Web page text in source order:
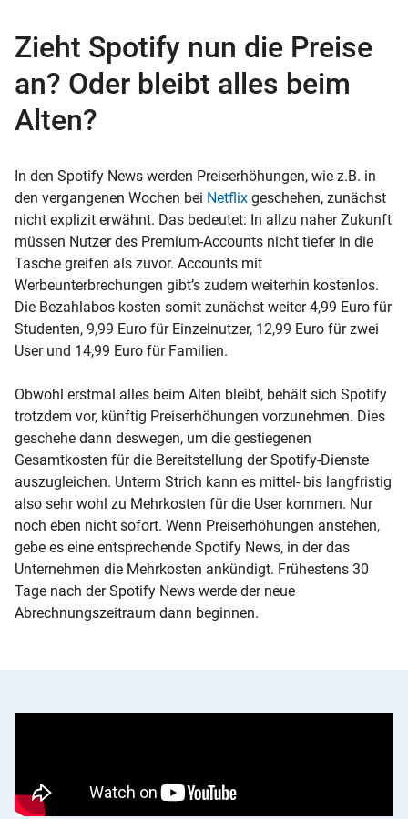
Zieht Spotify nun die Preise
an? Oder bleibt alles beim
Alten?
In den Spotify News werden Preiserhöhungen, wie z.B. in
den vergangenen Wochen bei Netflix geschehen, zunächst
nicht explizit erwähnt. Das bedeutet: In allzu naher Zukunft
müssen Nutzer des Premium-Accounts nicht tiefer in die
Tasche greifen als zuvor. Accounts mit
Werbeunterbrechungen gibt’s zudem weiterhin kostenlos.
Die Bezahlabos kosten somit zunächst weiter 4,99 Euro für
Studenten, 9,99 Euro für Einzelnutzer, 12,99 Euro für zwei
User und 14,99 Euro für Familien.
Obwohl erstmal alles beim Alten bleibt, behält sich Spotify
trotzdem vor, künftig Preiserhöhungen vorzunehmen. Dies
geschehe dann deswegen, um die gestiegenen
Gesamtkosten für die Bereitstellung der Spotify-Dienste
auszugleichen. Unterm Strich kann es mittel- bis langfristig
also sehr wohl zu Mehrkosten für die User kommen. Nur
noch eben nicht sofort. Wenn Preiserhöhungen anstehen,
gebe es eine entsprechende Spotify News, in der das
Unternehmen die Mehrkosten ankündigt. Frühestens 30
Tage nach der Spotify News werde der neue
Abrechnungszeitraum dann beginnen.